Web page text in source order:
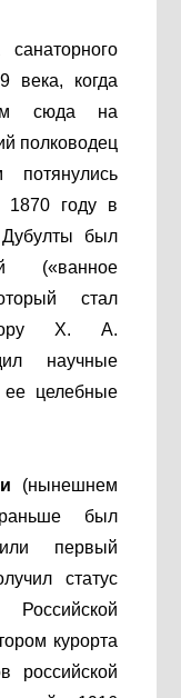
века, когда
сюда на
полководец
1870 году в
был
(«ванное
стал
Х. А.
научные
целебные
(нынешнем
был
первый
статус
курорта
российской